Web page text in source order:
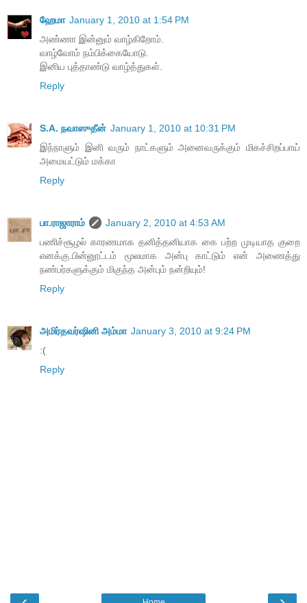
ஹேமா January 1, 2010 at 1:54 PM
அண்ணா இன்னும் வாழ்கிறோம்.
வாழ்வோம் நம்பிக்கையோடு.
இனிய புத்தாண்டு வாழ்த்துகள்.
Reply
S.A. நவாஸுதீன் January 1, 2010 at 10:31 PM
இந்நாளும் இனி வரும் நாட்களும் அனைவருக்கும் மிகச்சிறப்பாய்
அமையட்டும் மக்கா
Reply
பா.ராஜாராம்
January 2, 2010 at 4:53 AM
பணிச்சூழல் காரணமாக தனித்தனியாக கை பற்ற முடியாத குறை
எனக்கு.பின்னூட்டம் மூலமாக அன்பு காட்டும் என் அணைத்து
நண்பர்களுக்கும் மிகுந்த அன்பும் நன்றியும்!
Reply
அமிர்தவர்ஷினி அம்மா January 3, 2010 at 9:24 PM
:(
Reply